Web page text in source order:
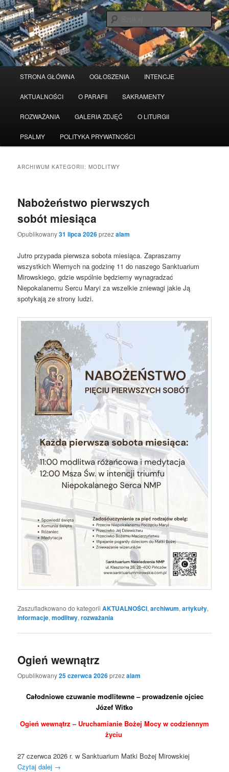
Przeskocz
do
tekstu
Przeskocz
do
widgetów
STRONA GŁÓWNA OGŁOSZENIA INTENCJE
AKTUALNOŚCI O PARAFII SAKRAMENTY
ROZWAŻANIA GALERIA ZDJĘĆ O LITURGII
PSALMY POLITYKA PRYWATNOŚCI
ARCHIWUM KATEGORII:MODLITWY
Nabożeństwo pierwszych
sobót miesiąca
Opublikowany31 lipca 2026przezalam
Jutro przypada pierwsza sobota miesiąca. Zapraszamy
wszystkich Wiernych na godzinę 11 do naszego Sanktuarium
Mirowskiego, gdzie wspólnie będziemy wynagradzać
Niepokalanemu Sercu Maryi za wszelkie zniewagi jakie Ją
spotykają ze strony ludzi.
Zaszufladkowano do kategorii AKTUALNOŚCI,archiwum,artykuły,
informacje,modlitwy,rozważania
Ogień wewnątrz
Opublikowany25 czerwca 2026przezalam
Całodniowe czuwanie modlitewne – prowadzenie ojciec
Józef Witko
Ogień wewnątrz – Uruchamianie Bożej Mocy w codziennym
życiu
27 czerwca 2026 r. w Sanktuarium Matki Bożej Mirowskiej
Czytaj dalej →
Serwis wykorzystuje pliki Cookies Czytaj więcej odrzuć